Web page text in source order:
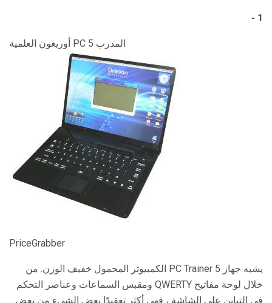
1 -
أوريغون العلمية PC المدرب 5
PriceGrabber
يشبه جهاز PC Trainer 5 الكمبيوتر المحمول خفيف الوزن. من
خلال لوحة مفاتيح QWERTY ومقبس السماعات وعناصر التحكم
في التباين على الشاشة ، فهي أكثر تعقيدًا بعض الشيء من بعض